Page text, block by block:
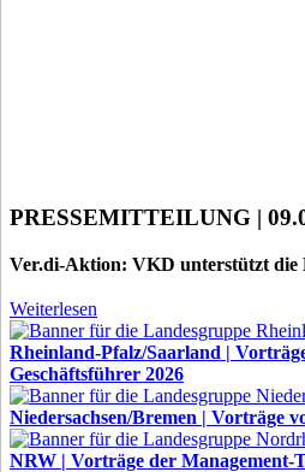
PRESSEMITTEILUNG |
Ver.di-Aktion: VKD unterstützt die
Weiterlesen
Rheinland-Pfalz/Saarland |
Geschäftsführer 2026
Niedersachsen/Bremen | Vorträge
NRW | Vorträge der Management-